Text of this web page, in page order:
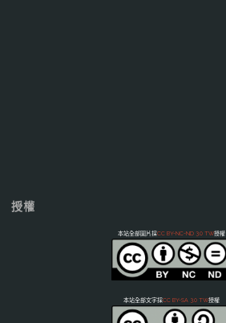
授權
本站全部圖片採CC BY-NC-ND 3.0 TW授權
本站全部文字採CC BY-SA 3.0 TW授權